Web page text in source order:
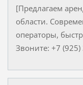
[Предлагаем
области.
операторы,
Звоните: +7